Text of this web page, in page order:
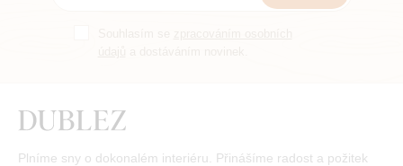
Plníme sny o dokonalém interiéru. Přinášíme radost a požitek